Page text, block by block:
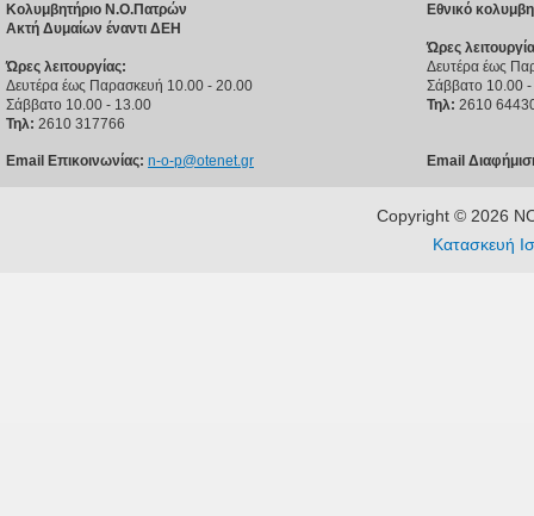
Κολυμβητήριο Ν.Ο.Πατρών
Ακτή Δυμαίων έναντι ΔΕΗ
Ώρες λειτουργίας:
Δευτέρα έως Παρασκευή 10.00 - 20.00
Σάββατο 10.00 - 13.00
Τηλ: 2610 317766
Email Επικοινωνίας: n-o-p@otenet.gr
Εθνικό
Ώρες
Δευτέρα έως
Σάββατο 10.00
Τηλ: 2610
Email
Copyright © 2026
Κατασκευή